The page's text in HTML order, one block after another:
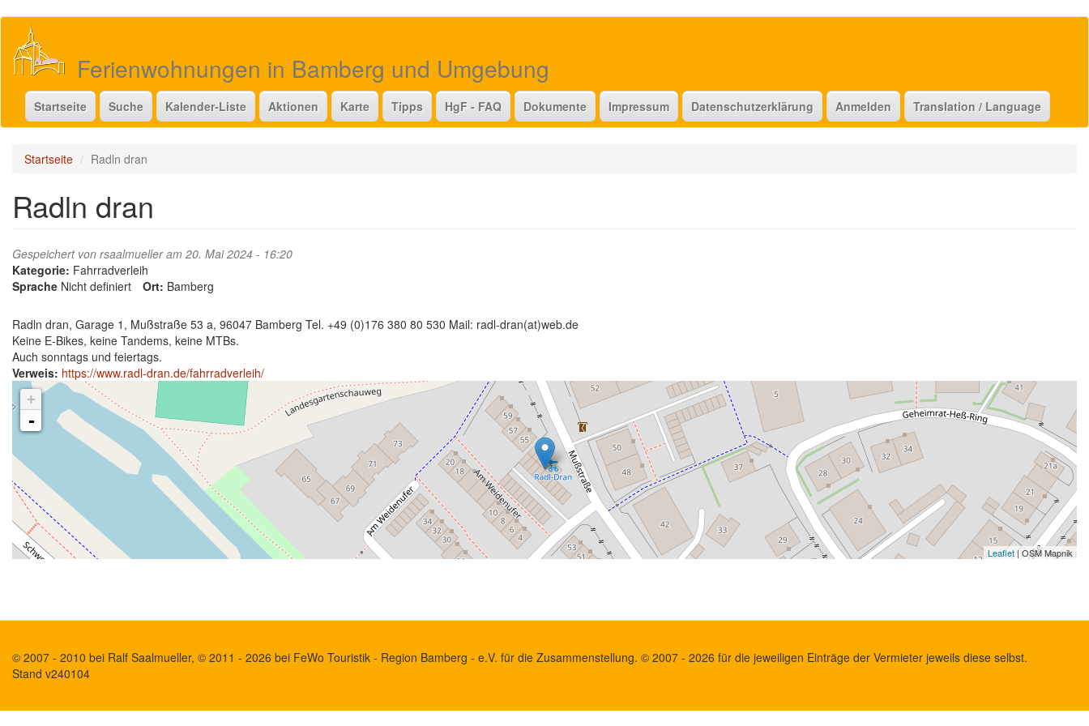
Direkt
Inhalt
Ferienwohnungen in Bamberg und Umgebung
Startseite Suche Kalender-Liste Aktionen Karte Tipps HgF - FAQ Dokumente Impressum Datenschutzerklärung Anmelden Translation / Language
Startseite Radln dran
Radln dran
Gespeichert von rsaalmuelleram 20. Mai 2024 - 16:20
Kategorie: Fahrradverleih
Sprache Nicht definiert Ort: Bamberg
Radln dran, Garage 1, Mußstraße 53 a, 96047 Bamberg Tel. +49 (0)176 380 80 530 Mail: radl-dran(at)web.de
Keine E-Bikes, keine Tandems, keine MTBs.
Auch sonntags und feiertags.
Verweis: https://www.radl-dran.de/fahrradverleih/
+
-
Leaflet | OSM Mapnik
© 2007 - 2010 bei Ralf Saalmueller, © 2011 - 2026 bei FeWo Touristik - Region Bamberg - e.V. für die Zusammenstellung. © 2007 - 2026 für die jeweiligen Einträge der Vermieter jeweils diese selbst.
Stand v240104